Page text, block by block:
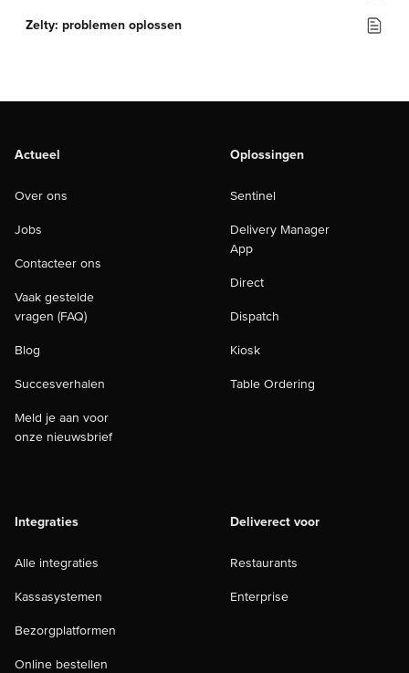
Zelty: problemen oplossen
Actueel
Over ons
Jobs
Contacteer ons
Vaak gestelde
vragen (FAQ)
Blog
Succesverhalen
Meld je aan voor
onze nieuwsbrief
Oplossingen
Sentinel
Delivery Manager
App
Direct
Dispatch
Kiosk
Table Ordering
Integraties
Alle integraties
Kassasystemen
Bezorgplatformen
Online bestellen
Deliverect voor
Restaurants
Enterprise